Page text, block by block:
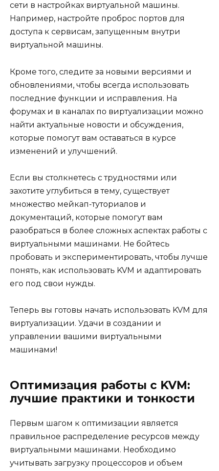
сети в настройках виртуальной машины.
Например, настройте проброс портов для
доступа к сервисам, запущенным внутри
виртуальной машины.
Кроме того, следите за новыми версиями и
обновлениями, чтобы всегда использовать
последние функции и исправления. На
форумах и в каналах по виртуализации можно
найти актуальные новости и обсуждения,
которые помогут вам оставаться в курсе
изменений и улучшений.
Если вы столкнетесь с трудностями или
захотите углубиться в тему, существует
множество мейкап-туториалов и
документаций, которые помогут вам
разобраться в более сложных аспектах работы с
виртуальными машинами. Не бойтесь
пробовать и экспериментировать, чтобы лучше
понять, как использовать KVM и адаптировать
его под свои нужды.
Теперь вы готовы начать использовать KVM для
виртуализации. Удачи в создании и
управлении вашими виртуальными
машинами!
Оптимизация работы с KVM:
лучшие практики и тонкости
Первым шагом к оптимизации является
правильное распределение ресурсов между
виртуальными машинами. Необходимо
учитывать загрузку процессоров и объем